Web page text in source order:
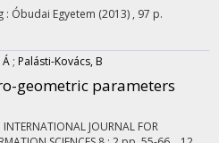
: Óbudai Egyetem (2013) , 97 p.
Á ; Palásti-Kovács, B
geometric parameters
JOURNAL FOR